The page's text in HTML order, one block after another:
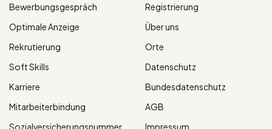
Bewerbungsgespräch
Optimale Anzeige
Rekrutierung
Soft Skills
Karriere
Mitarbeiterbindung
Sozialversicherungsnummer
Registrierung
Über uns
Orte
Datenschutz
Bundesdatenschutz
AGB
Impressum